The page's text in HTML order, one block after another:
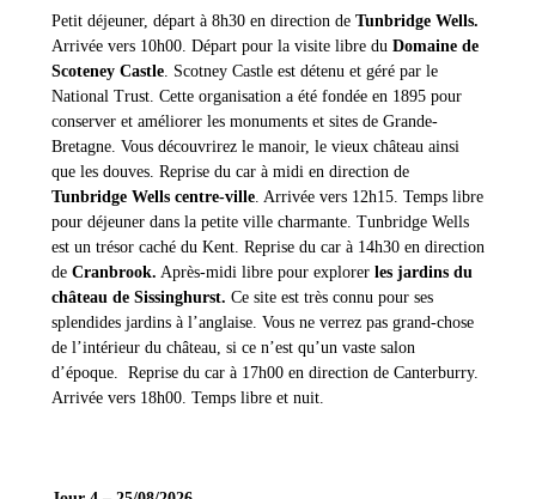
Petit déjeuner, départ à 8h30 en direction de Tunbridge Wells.
Arrivée vers 10h00. Départ pour la visite libre du Domaine de
Scoteney Castle . Scotney Castle est détenu et géré par le
National Trust. Cette organisation a été fondée en 1895 pour
conserver et améliorer les monuments et sites de Grande-
Bretagne. Vous découvrirez le manoir, le vieux château ainsi
que les douves. Reprise du car à midi en direction de
Tunbridge Wells centre-ville . Arrivée vers 12h15. Temps libre
pour déjeuner dans la petite ville charmante. Tunbridge Wells
est un trésor caché du Kent. Reprise du car à 14h30 en direction
de Cranbrook. Après-midi libre pour explorer les jardins du
château de Sissinghurst. Ce site est très connu pour ses
splendides jardins à l’anglaise. Vous ne verrez pas grand-chose
de l’intérieur du château, si ce n’est qu’un vaste salon
d’époque. Reprise du car à 17h00 en direction de Canterburry.
Arrivée vers 18h00. Temps libre et nuit.